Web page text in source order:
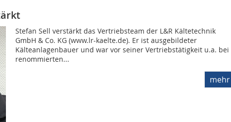
Stefan Sell verstärkt das Vertriebsteam der L&R Kältetechnik
GmbH & Co. KG (www.lr-kaelte.de). Er ist ausgebildeter
Kälteanlagenbauer und war vor seiner Vertriebstätigkeit u.a. bei
renommierten...
mehr